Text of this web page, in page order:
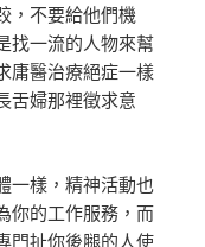
，不要給他們機
找一流的人物來幫
庸醫治療絕症一樣
舌婦那裡徵求意
一樣，精神活動也
你的工作服務，而
門扯你後腿的人使